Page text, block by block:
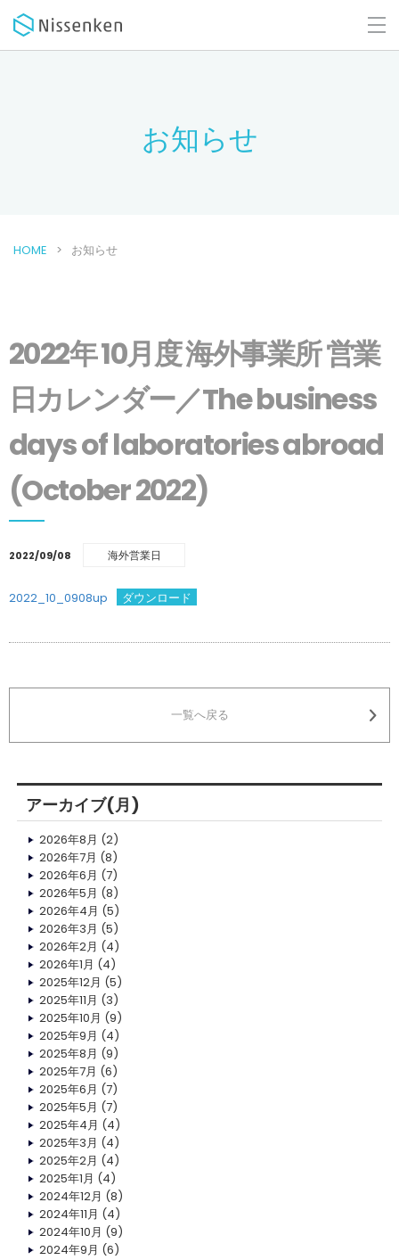
お知らせ
HOME お知らせ
2022年 10月度 海外事業所 営業
日カレンダー／The business
days of laboratories abroad
(October 2022)
2022/09/08 海外営業日
2022_10_0908up ダウンロード
一覧へ戻る
アーカイブ(月)
2026年8月 (2)
2026年7月 (8)
2026年6月 (7)
2026年5月 (8)
2026年4月 (5)
2026年3月 (5)
2026年2月 (4)
2026年1月 (4)
2025年12月 (5)
2025年11月 (3)
2025年10月 (9)
2025年9月 (4)
2025年8月 (9)
2025年7月 (6)
2025年6月 (7)
2025年5月 (7)
2025年4月 (4)
2025年3月 (4)
2025年2月 (4)
2025年1月 (4)
2024年12月 (8)
2024年11月 (4)
2024年10月 (9)
2024年9月 (6)